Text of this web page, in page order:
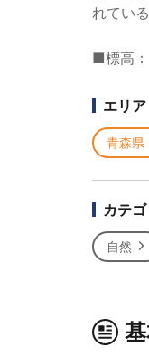
れてい
■標高
エリア
青森県
カテ
自然